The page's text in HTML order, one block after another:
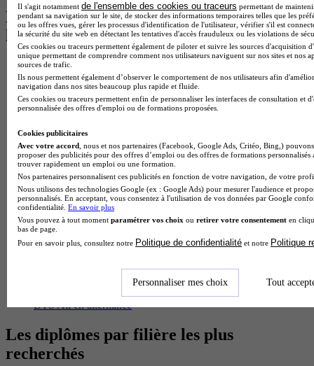
Les intitulés de diplôme par alternance
les plus recherchés
BTS Esf en alternance
BTS Dietetique en alternance
BTS Mco en alternance
BTS Pi en alternance
BTS Sp3s en alternance
Master CCA en alternance
BTS Ndrc en alternance
BTS Sam en alternance
Cap Fleuriste en alternance
BTS Sio en alternance
MSc Marketing Digital en alternance
BTS Gpme en alternance
Cap Electricien en alternance
BTS Gpn en alternance
BTS Domotique en alternance
BTS Sta en alternance
BTS Ati en alternance
Les diplômes par filière les plus
recherchés
Il s'agit notamment de l'ensemble des cookies ou traceurs permettant de
pendant sa navigation sur le site, de stocker des informations temporaires telles que les
ou les offres vues, gérer les processus d'identification de l'utilisateur, vérifier s'il est
la sécurité du site web en détectant les tentatives d'accès frauduleux ou les violations de
Ces cookies ou traceurs permettent également de piloter et suivre les sources d'acquisition
unique permettant de comprendre comment nos utilisateurs naviguent sur nos sites et nos
sources de trafic.
Ils nous permettent également d’observer le comportement de nos utilisateurs afin
navigation dans nos sites beaucoup plus rapide et fluide.
Ces cookies ou traceurs permettent enfin de personnaliser les interfaces de consultation et
personnalisée des offres d'emploi ou de formations proposées.
Cookies publicitaires
Avec votre accord , nous et nos partenaires (Facebook, Google Ads, Critéo, Bing,)
proposer des publicités pour des offres d’emploi ou des offres de formations
trouver rapidement un emploi ou une formation.
Nos partenaires personnalisent ces publicités en fonction de votre navigation, de votre
Nous utilisons des technologies Google (ex : Google Ads) pour mesurer l'audience et
personnalisés. En acceptant, vous consentez à l'utilisation de vos données par Google
confidentialité. En savoir plus
Vous pouvez à tout moment paramétrer vos choix ou retirer votre consentement en
bas de page.
Pour en savoir plus, consultez notre Politique de confidentialité et notre Politique
Personnaliser mes choix Tout